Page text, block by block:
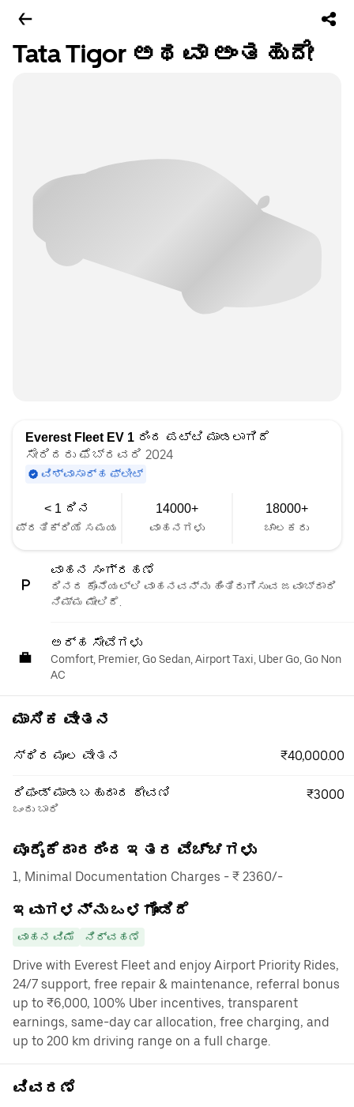
Tata Tigor ಅಥವಾ ಅಂತಹುದೇ
Everest Fleet EV 1 ರಿಂದ ಪಟ್ಟಿ ಮಾಡಲಾಗಿದೆ
ಸೇರಿದರು ಫೆಬ್ರವರಿ 2024
ವಿಶ್ವಾಸಾರ್ಹ ಫ್ಲೀಟ್
< 1 ದಿನ
ಪ್ರತಿಕ್ರಿಯೆ ಸಮಯ
14000+
ವಾಹನಗಳು
18000+
ಚಾಲಕರು
ವಾಹನ ಸಂಗ್ರಹಣೆ
ದಿನದ ಕೊನೆಯಲ್ಲಿ ವಾಹನವನ್ನು ಹಿಂತಿರುಗಿಸುವ ಜವಾಬ್ದಾರಿ
ನಿಮ್ಮ ಮೇಲಿದೆ.
ಅರ್ಹ ಸೇವೆಗಳು
Comfort, Premier, Go Sedan, Airport Taxi, Uber Go, Go Non
AC
ಮಾಸಿಕ ವೇತನ
ಸ್ಥಿರ ಮೂಲ ವೇತನ ₹40,000.00
ರಿಫಂಡ್ ಮಾಡಬಹುದಾದ ಠೇವಣಿ
ಒಂದು ಬಾರಿ
₹3000
ಪೂರೈಕೆದಾರರಿಂದ ಇತರ ವೆಚ್ಚಗಳು
1, Minimal Documentation Charges - ₹ 2360/-
ಇವುಗಳನ್ನು ಒಳಗೊಂಡಿದೆ
ವಾಹನ ವಿಮೆ ನಿರ್ವಹಣೆ
Drive with Everest Fleet and enjoy Airport Priority Rides,
24/7 support, free repair & maintenance, referral bonus
up to ₹6,000, 100% Uber incentives, transparent
earnings, same-day car allocation, free charging, and
up to 200 km driving range on a full charge.
ವಿವರಣೆ